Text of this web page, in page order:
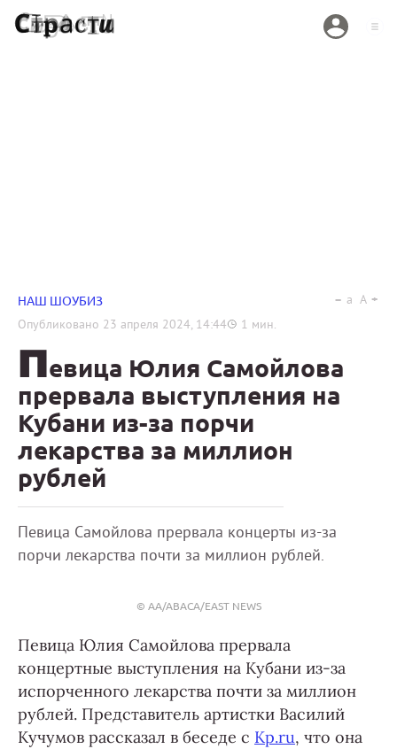
НАШ ШОУБИЗ
Опубликовано 23 апреля 2024, 14:44 1 мин.
a A
Певица Юлия Самойлова
прервала выступления на
Кубани из-за порчи
лекарства за миллион
рублей
Певица Самойлова прервала концерты из-за
порчи лекарства почти за миллион рублей.
© AA/ABACA/EAST NEWS
Певица Юлия Самойлова прервала
концертные выступления на Кубани из-за
испорченного лекарства почти за миллион
рублей. Представитель артистки Василий
Кучумов рассказал в беседе с Kp.ru, что она